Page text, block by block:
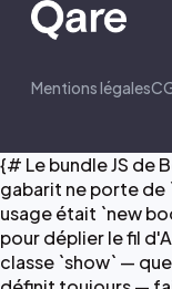
Mentions légales
{# Le bundle JS de
gabarit ne porte
usage était `new
pour déplier le fil
classe `show` —